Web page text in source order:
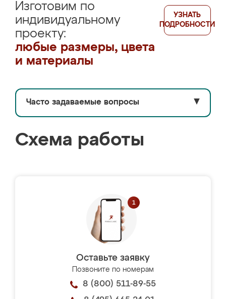
Изготовим по
индивидуальному
проекту:
любые размеры, цвета
и материалы
УЗНАТЬ
ПОДРОБНОСТИ
Часто задаваемые вопросы ▼
Схема работы
Оставьте заявку
Позвоните по номерам
8 (800) 511-89-55